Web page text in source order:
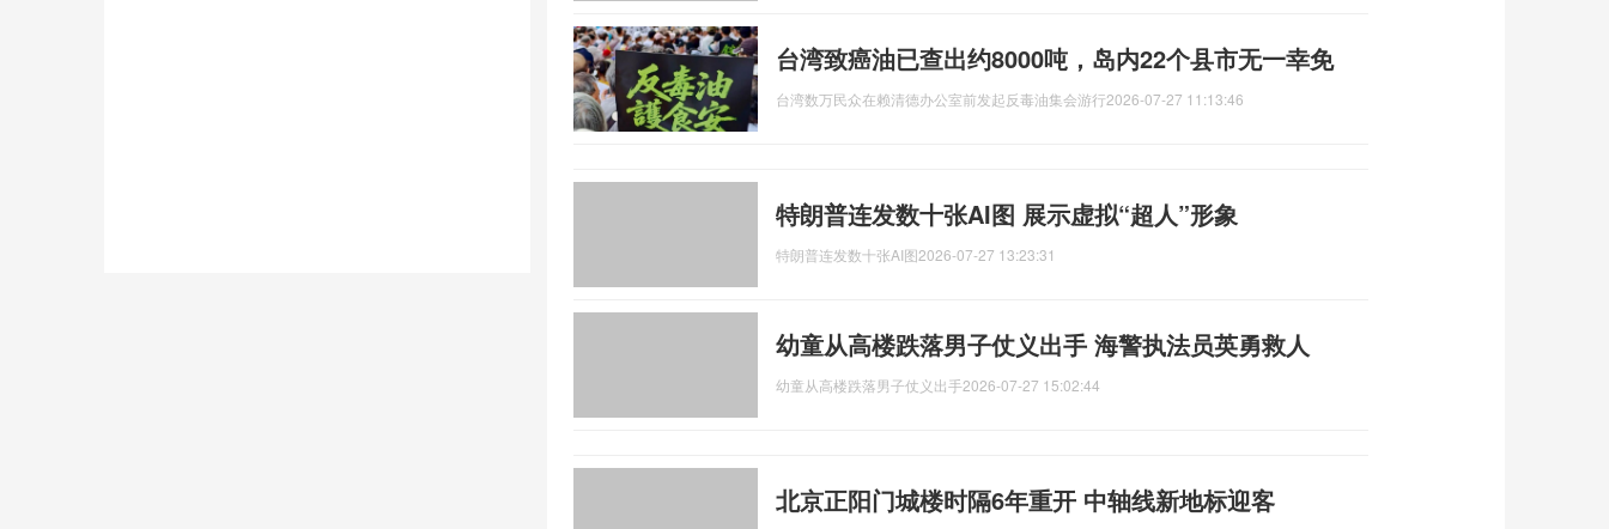
台湾致癌油已查出约8000吨，岛内22个县市无一幸免
台湾数万民众在赖清德办公室前发起反毒油集会游行2026-07-27 11:13:46
特朗普连发数十张AI图 展示虚拟“超人”形象
特朗普连发数十张AI图2026-07-27 13:23:31
幼童从高楼跌落男子仗义出手 海警执法员英勇救人
幼童从高楼跌落男子仗义出手2026-07-27 15:02:44
北京正阳门城楼时隔6年重开 中轴线新地标迎客